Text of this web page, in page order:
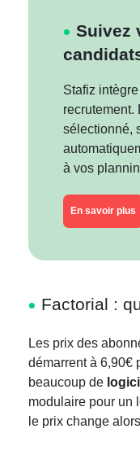
Suivez
Stafiz
recrutement.
sélectionné,
à vos
En savoir plus
Factorial :
Les prix des
démarrent à 6,90€
beaucoup de
modulaire pour un
le prix change